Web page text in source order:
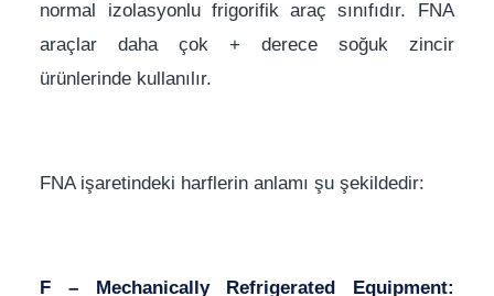
normal izolasyonlu frigorifik araç sınıfıdır. FNA
araçlar daha çok + derece soğuk zincir
ürünlerinde kullanılır.
FNA işaretindeki harflerin anlamı şu şekildedir:
F – Mechanically Refrigerated Equipment: